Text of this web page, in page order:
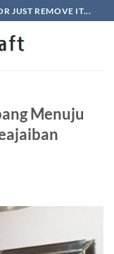
JUST REMOVE IT...
Menuju